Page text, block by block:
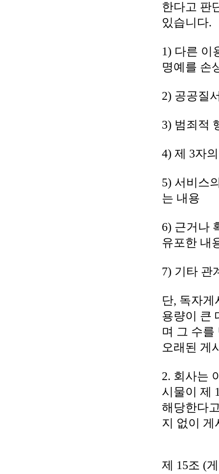
한다고 판
있습니다.
1) 다른 이
명예를 손
2) 공공질
3) 범죄적
4) 제 3자
5) 서비스
는 내용
6) 근거나
유포한 내
7) 기타 관
단, 독자게
용량이 큰
며 그 수를
오래된 게
2. 회사는
시물이 제
해당한다
지 없이 게
제 15조 (